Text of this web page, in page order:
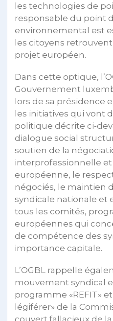
les technologies de
responsable du point
environnemental est
les citoyens
projet européen.
Dans cette optique,
Gouvernement
lors de sa présidence
les initiatives qui vont
politique décrite ci-
dialogue social
soutien de la
interprofessionnelle
européenne, le
négociés, le maintien
syndicale nationale et
tous les comités,
européennes qui
de compétence des
importance capitale.
L’OGBL rappelle
mouvement syndical
programme «REFIT»
légiférer» de la
couvert fallacieux de